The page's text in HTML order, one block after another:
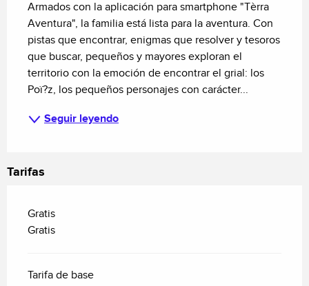
Armados con la aplicación para smartphone "Tèrra
Aventura", la familia está lista para la aventura. Con
pistas que encontrar, enigmas que resolver y tesoros
que buscar, pequeños y mayores exploran el
territorio con la emoción de encontrar el grial: los
Poï?z, los pequeños personajes con carácter...
Seguir leyendo
Tarifas
Gratis
Gratis
Tarifa de base